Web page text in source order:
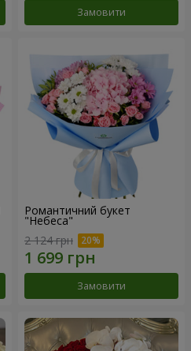
Замовити
Романтичний букет
"Небеса"
2 124 грн
Замовити